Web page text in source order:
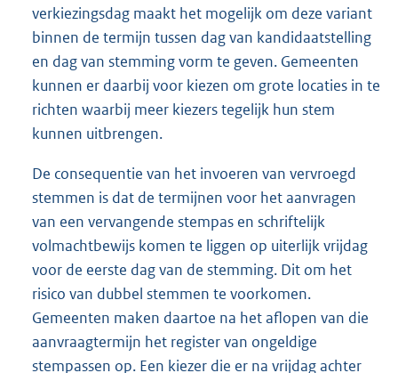
verkiezingsdag maakt het mogelijk om deze variant
binnen de termijn tussen dag van kandidaatstelling
en dag van stemming vorm te geven. Gemeenten
kunnen er daarbij voor kiezen om grote locaties in te
richten waarbij meer kiezers tegelijk hun stem
kunnen uitbrengen.
De consequentie van het invoeren van vervroegd
stemmen is dat de termijnen voor het aanvragen
van een vervangende stempas en schriftelijk
volmachtbewijs komen te liggen op uiterlijk vrijdag
voor de eerste dag van de stemming. Dit om het
risico van dubbel stemmen te voorkomen.
Gemeenten maken daartoe na het aflopen van die
aanvraagtermijn het register van ongeldige
stempassen op. Een kiezer die er na vrijdag achter